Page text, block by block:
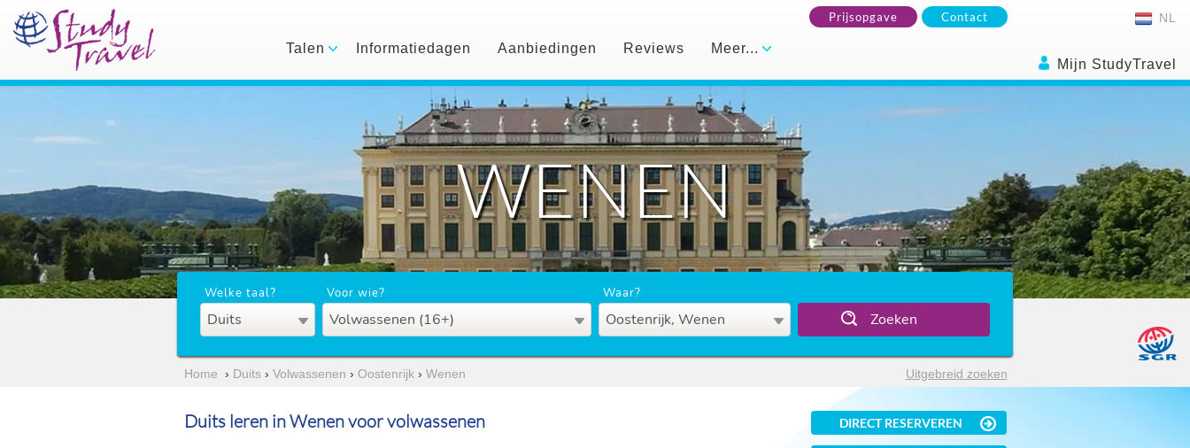
Prijsopgave Contact NL
Mijn StudyTravel
Talen Informatiedagen Aanbiedingen Reviews Meer...
WENEN
Welke taal?
Duits
Voor wie?
Volwassenen (16+)
Waar?
Oostenrijk, Wenen Zoeken
Home › Duits› Volwassenen › Oostenrijk› Wenen Uitgebreid zoeken
Duits leren in Wenen voor volwassenen DIRECT RESERVEREN